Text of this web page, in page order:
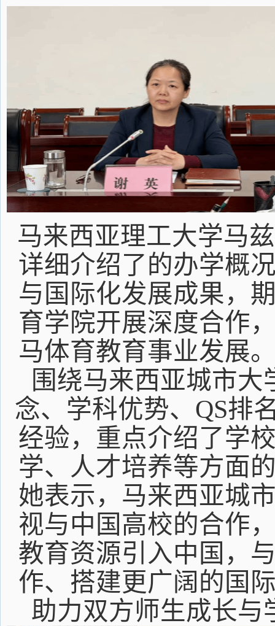
马来西亚理工大学马
详细介绍了的办学概
与国际化发展成果，
育学院开展深度合作
马体育教育事业发展
围绕马来西亚城市大
念、学科优势、QS排
经验，重点介绍了学
学、人才培养等方面
她表示，马来西亚城
视与中国高校的合作
教育资源引入中国，
作、搭建更广阔的国
助力双方师生成长与